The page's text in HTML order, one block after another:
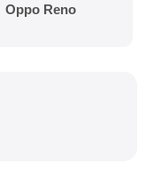
Oppo Reno